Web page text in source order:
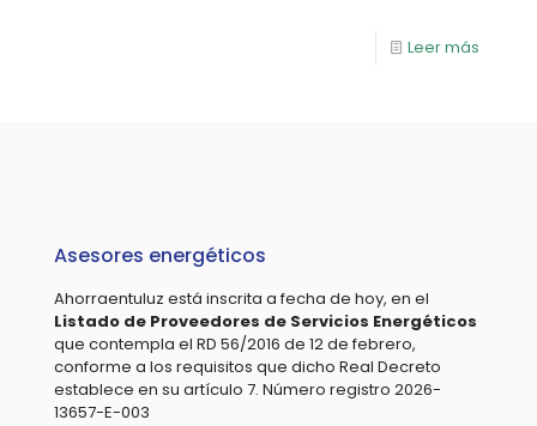
Leer más
Asesores energéticos
Ahorraentuluz está inscrita a fecha de hoy, en el
Listado de Proveedores de Servicios Energéticos
que contempla el RD 56/2016 de 12 de febrero,
conforme a los requisitos que dicho Real Decreto
establece en su artículo 7. Número registro 2026-
13657-E-003